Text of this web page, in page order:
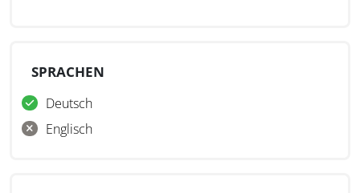
SPRACHEN
Deutsch
Englisch